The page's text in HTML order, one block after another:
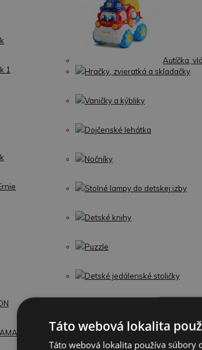
1
Autíčka,
Hračky, zvieratká a skladačky
Vaničky a kýbliky
Dojčenské lehátka
Nočníky
Stolné lampy do detskej izby
Detské knihy
Puzzle
Detské jedálenské stoličky
Detské zábrany a poistky
Táto webová lokalita
Táto webová lokalita používa súbory